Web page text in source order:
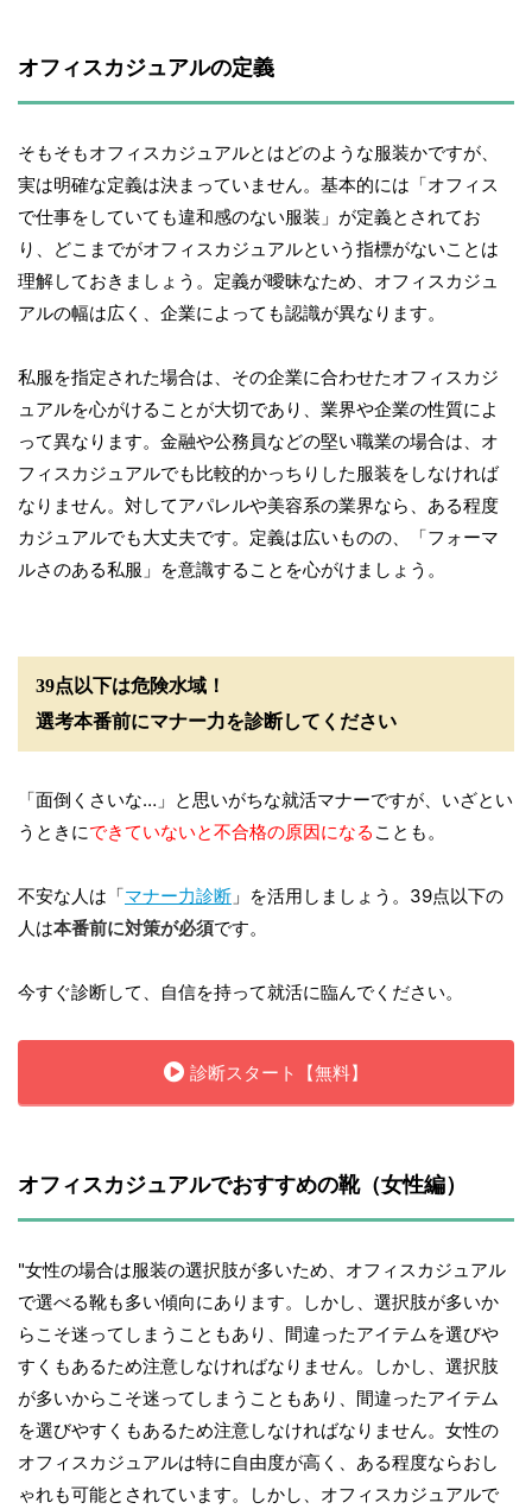
オフィスカジュアルの定義
そもそもオフィスカジュアルとはどのような服装かですが、
実は明確な定義は決まっていません。基本的には「オフィス
で仕事をしていても違和感のない服装」が定義とされてお
り、どこまでがオフィスカジュアルという指標がないことは
理解しておきましょう。定義が曖昧なため、オフィスカジュ
アルの幅は広く、企業によっても認識が異なります。
私服を指定された場合は、その企業に合わせたオフィスカジ
ュアルを心がけることが大切であり、業界や企業の性質によ
って異なります。金融や公務員などの堅い職業の場合は、オ
フィスカジュアルでも比較的かっちりした服装をしなければ
なりません。対してアパレルや美容系の業界なら、ある程度
カジュアルでも大丈夫です。定義は広いものの、「フォーマ
ルさのある私服」を意識することを心がけましょう。
39点以下は危険水域！
選考本番前にマナー力を診断してください
「面倒くさいな…」と思いがちな就活マナーですが、いざとい
うときにできていないと不合格の原因になる ことも。
不安な人は「マナー力診断 」を活用しましょう。39点以下の
人は本番前に対策が必須です。
今すぐ診断して、自信を持って就活に臨んでください。
診断スタート【無料】
オフィスカジュアルでおすすめの靴（女性編）
"女性の場合は服装の選択肢が多いため、オフィスカジュアル
で選べる靴も多い傾向にあります。しかし、選択肢が多いか
らこそ迷ってしまうこともあり、間違ったアイテムを選びや
すくもあるため注意しなければなりません。しかし、選択肢
が多いからこそ迷ってしまうこともあり、間違ったアイテム
を選びやすくもあるため注意しなければなりません。女性の
オフィスカジュアルは特に自由度が高く、ある程度ならおし
ゃれも可能とされています。しかし、オフィスカジュアルで